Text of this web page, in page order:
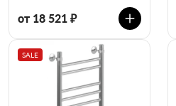
от 18 521 ₽
SALE